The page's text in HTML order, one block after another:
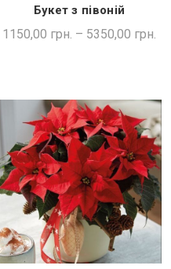
ШВИДКА ПОКУПКА
Букет з півоній
1150,00 грн. – 5350,00 грн.